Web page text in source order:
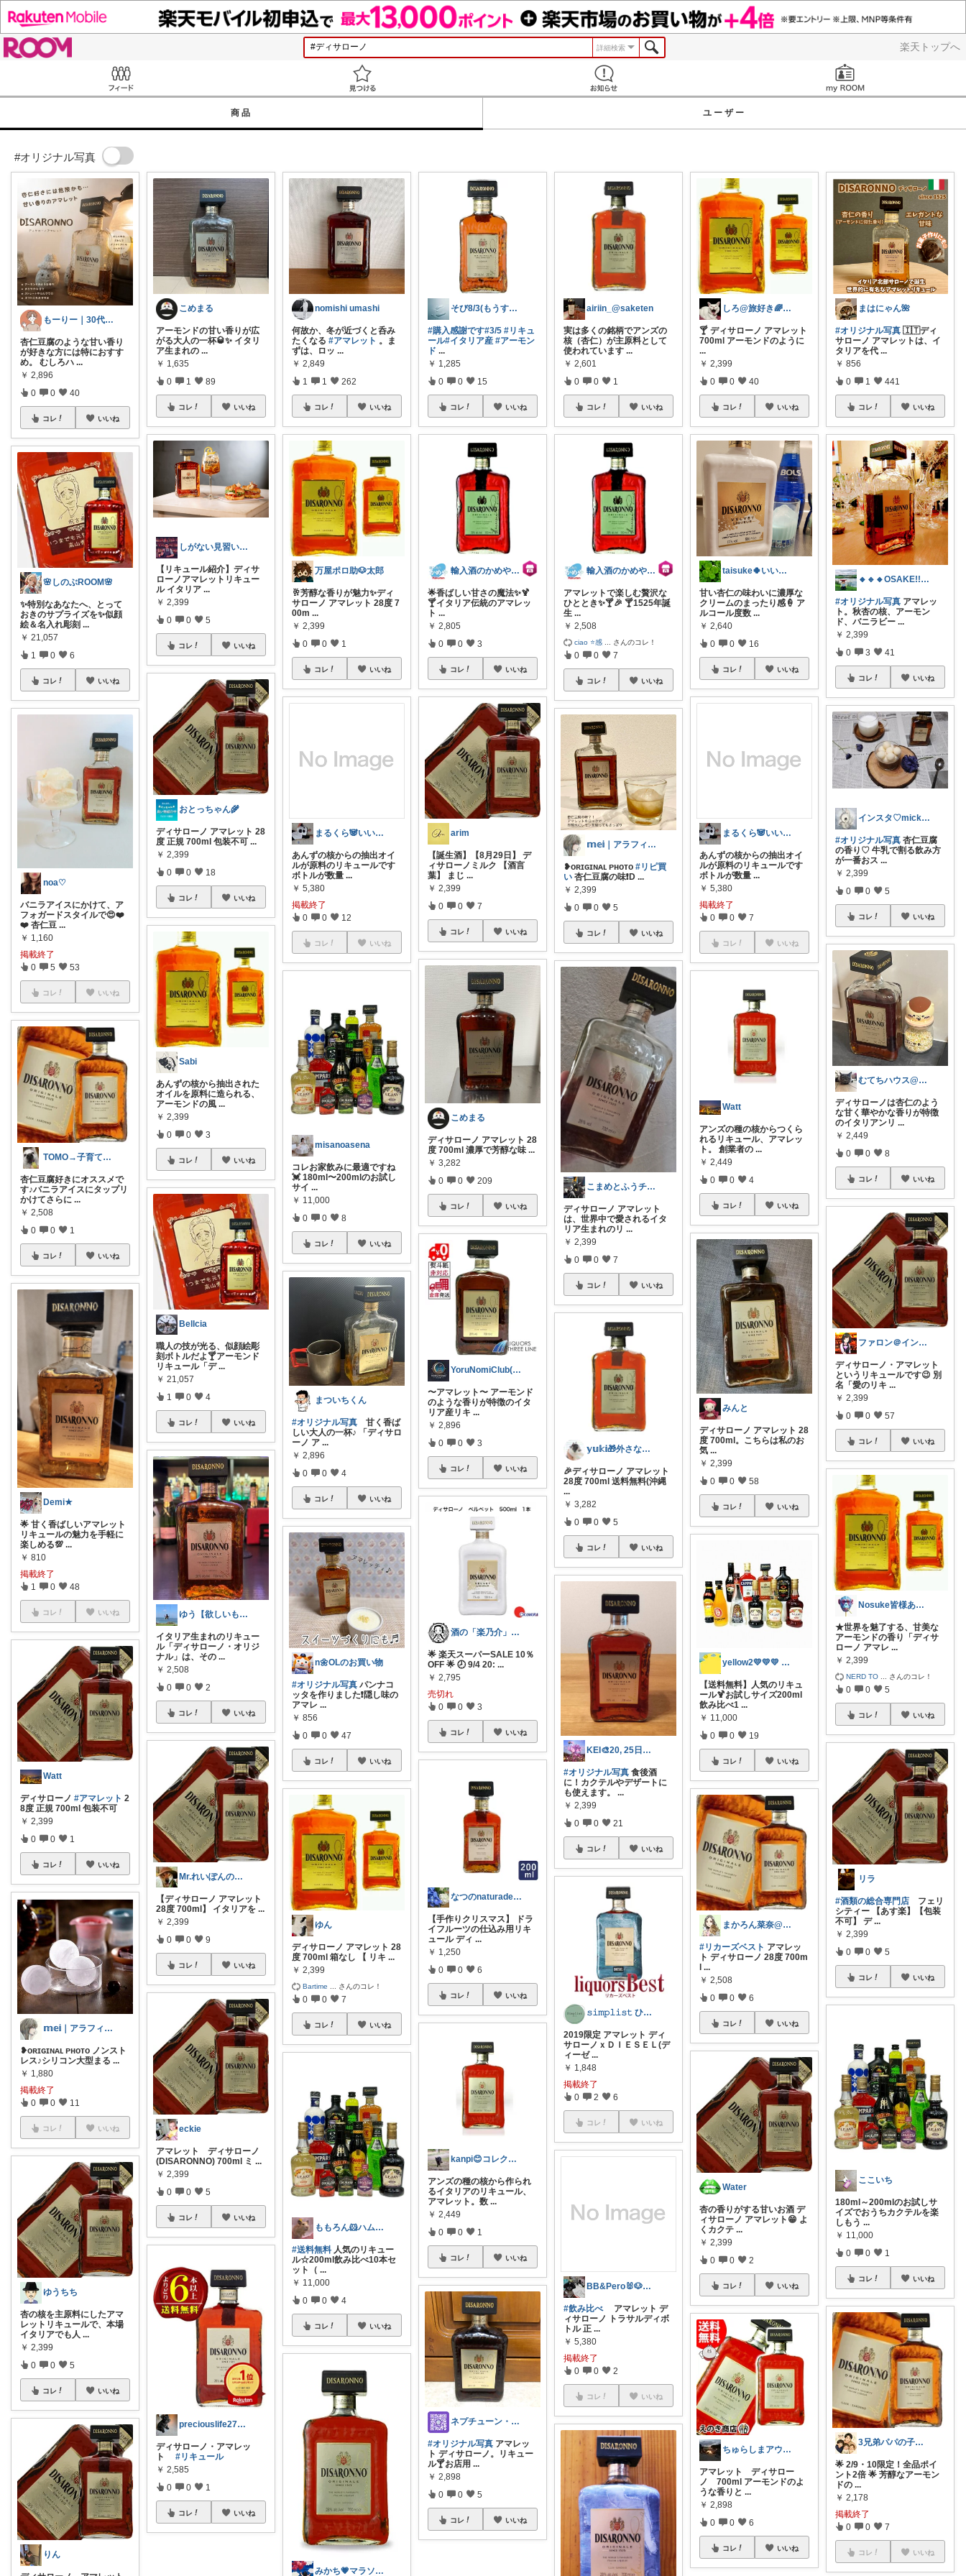
楽天トップへ
詳細検索
商品 ユーザー
#オリジナル写真
もーりー｜30代2児のパパの暮らしメモ
杏仁豆腐のような甘い香り
が好きな方には特におすす
め。 むしろハ ...
￥ 2,896
0 0 40
コレ いいね
🌸しのぶROOM🌸
✨特別なあなたへ、とって
おきのサプライズを✨似顔
絵＆名入れ彫刻 ...
￥ 21,057
1 0 6
コレ いいね
noa♡
バニラアイスにかけて、ア
フォガードスタイルで😍❤️
❤️ 杏仁豆 ...
￥ 1,160
掲載終了
0 5 53
コレ いいね
TOMO→子育て終了ホッとひと息☆
杏仁豆腐好きにオススメで
す♪バニラアイスにタップリ
かけてさらに ...
￥ 2,508
0 0 1
コレ いいね
Demi★
🌟 甘く香ばしいアマレット
リキュールの魅力を手軽に
楽しめる💯 ...
￥ 810
掲載終了
1 0 48
コレ いいね
Watt
ディサローノ #アマレット 2
8度 正規 700ml 包装不可
￥ 2,399
0 0 1
コレ いいね
𝕞𝕖𝕚｜アラフィフの穏やかな暮らし
❥ᴏʀɪɢɪɴᴀʟ ᴘʜᴏᴛo ノンスト
レス♪シリコン大型まる ...
￥ 1,880
掲載終了
0 0 11
コレ いいね
ゆうちち
杏の核を主原料にしたアマ
レットリキュールで、本場
イタリアでも人 ...
￥ 2,399
0 0 5
コレ いいね
りん
こめまる
アーモンドの甘い香りが広
がる大人の一杯🥃✨ イタリ
ア生まれの ...
￥ 1,635
0 1 89
コレ いいね
しがない見習いバーテンダー
【リキュール紹介】ディサ
ローノアマレットリキュー
ル イタリア ...
￥ 2,399
0 0 5
コレ いいね
おとっちゃん🌾
ディサローノ アマレット 28
度 正規 700ml 包装不可...
￥ 2,399
0 0 18
コレ いいね
Sabi
あんずの核から抽出された
オイルを原料に造られる、
アーモンドの風 ...
￥ 2,399
0 0 3
コレ いいね
Bellcia
職人の技が光る、似顔絵彫
刻ボトルだよ🍸アーモンド
リキュール「デ ...
￥ 21,057
1 0 4
コレ いいね
ゆう【欲しいものいっぱい】
イタリア生まれのリキュー
ル「ディサローノ・オリジ
ナル」は、その ...
￥ 2,508
0 0 2
コレ いいね
Mr.れいぽんの旅手帳＠旅行ブログ
【ディサローノ アマレット
28度 700ml】 イタリアを ...
￥ 2,399
0 0 9
コレ いいね
eckie
アマレット ディサローノ
(DISARONNO) 700ml ミ ...
￥ 2,399
0 0 5
コレ いいね
preciouslife27🌞新生活
ディサローノ・アマレッ
ト#リキュール
￥ 2,585
0 0 1
コレ いいね
nomishi umashi
何故か、冬が近づくと呑み
たくなる#アマレット 。ま
ずは、ロッ ...
￥ 2,849
1 1 262
コレ いいね
万屋ポロ助🐶太郎
🥂芳醇な香りが魅力✨ディ
サローノ アマレット 28度 7
00m ...
￥ 2,399
0 0 1
コレ いいね
まるくら🐼いいね・コレ・購入感謝.*･
あんずの核からの抽出オイ
ルが原料のリキュールです
ボトルが数量 ...
￥ 5,380
掲載終了
0 0 12
コレ いいね
misanoasena
コレお家飲みに最適ですね
💓 180ml〜200mlのお試し
サイ ...
￥ 11,000
0 0 8
コレ いいね
まついちくん
#オリジナル写真 甘く香ば
しい大人の一杯♪ 「ディサロ
ーノ ア ...
￥ 2,896
0 0 4
コレ いいね
n🌼OLのお買い物
#オリジナル写真 パンナコ
ッタを作りました❗️隠し味の
アマレ ...
￥ 856
0 0 47
コレ いいね
ゆん
ディサローノ アマレット 28
度 700ml 箱なし 【 リキ ...
￥ 2,399
Bartime さんのコレ！
0 0 7
コレ いいね
ももろん🐹ハムスター広場ありマス🌻
#送料無料 人気のリキュー
ル☆200ml飲み比べ10本セ
ット（ ...
￥ 11,000
0 0 4
コレ いいね
みかち💗マラソン感謝🌸コレ⭕️
そび8/3(もうすぐ暑いマラソン開幕
#購入感謝です#3/5 #リキュ
ール#イタリア産 #アーモン
ド ...
￥ 1,285
0 0 15
コレ いいね
輸入酒のかめや楽天市場店
🌟香ばしい甘さの魔法✨🍹
🍸️イタリア伝統のアマレッ
ト...
￥ 2,805
0 0 3
コレ いいね
arim
【誕生酒】【8月29日】 デ
ィサローノミルク 【酒言
葉】 まじ ...
￥ 2,399
0 0 7
コレ いいね
こめまる
ディサローノ アマレット 28
度 700ml 濃厚で芳醇な味 ...
￥ 3,282
0 0 209
コレ いいね
YoruNomiClub(夜呑み倶楽部)
〜アマレット〜 アーモンド
のような香りが特徴のイタ
リア産リキ ...
￥ 2,896
0 0 3
コレ いいね
酒の「楽乃介」フォロワー様から購入🎁✨
🌟 楽天スーパーSALE 10％
OFF 🌟 🕗 9/4 20: ...
￥ 2,795
売切れ
0 0 3
コレ いいね
なつのnaturadeliaありがとう
【手作りクリスマス】 ドラ
イフルーツの仕込み用リキ
ュール ディ ...
￥ 1,250
0 0 6
コレ いいね
kanpi😊コレクション頑張ってます
アンズの種の核から作られ
るイタリアのリキュール、
アマレット。数 ...
￥ 2,449
0 0 1
コレ いいね
ネプチューン・紫＠ラッキーアイテム紹介中
#オリジナル写真 アマレッ
ト ディサローノ。リキュー
ル🍸お店用 ...
￥ 2,898
0 0 5
コレ いいね
airiin_@saketen
実は多くの銘柄でアンズの
核（杏仁）が主原料として
使われています ...
￥ 2,601
0 0 1
コレ いいね
輸入酒のかめや楽天市場店
アマレットで楽しむ贅沢な
ひととき✨🍸️🎉 🍸️1525年誕
生 ...
￥ 2,508
ciao ⭐感 さんのコレ！
0 0 7
コレ いいね
𝕞𝕖𝕚｜アラフィフの穏やかな暮らし
❥ᴏʀɪɢɪɴᴀʟ ᴘʜᴏᴛo#リピ買
い 杏仁豆腐の味❗️D ...
￥ 2,399
0 0 5
コレ いいね
こまめとふうチャンネル
ディサローノ アマレット
は、世界中で愛されるイタ
リア生まれのリ ...
￥ 2,399
0 0 7
コレ いいね
𝕪𝕦𝕜𝕚🎁外さない手土産お菓子
🎉ディサローノ アマレット
28度 700ml 送料無料(沖縄
...
￥ 3,282
0 0 5
コレ いいね
KEI🎨20, 25日感謝です🤗
#オリジナル写真 食後酒
に！カクテルやデザートに
も使えます。
...
￥ 2,399
0 0 21
コレ いいね
𝚜𝚒𝚖𝚙𝚕𝚒𝚜𝚝 ひつじ
2019限定 アマレット ディ
サローノｘＤＩＥＳＥＬ(デ
ィーゼ ...
￥ 1,848
掲載終了
0 2 6
コレ いいね
BB&Pero🐰🐶ご購入有難う御座います
#飲み比べアマレット デ
ィサローノ トラサルディボ
トル 正 ...
￥ 5,380
掲載終了
0 0 2
コレ いいね
しろ@旅好き🌈雑貨好き
🍸 ディサローノ アマレット
700ml アーモンドのように
...
￥ 2,399
0 0 40
コレ いいね
taisuke🍀いいね&訪問感謝です✨
甘い杏仁の味わいに濃厚な
クリームのまったり感🍦 ア
ルコール度数 ...
￥ 2,640
0 0 16
コレ いいね
まるくら🐼いいね・コレ・購入感謝.*･
あんずの核からの抽出オイ
ルが原料のリキュールです
ボトルが数量 ...
￥ 5,380
掲載終了
0 0 7
コレ いいね
Watt
アンズの種の核からつくら
れるリキュール、アマレッ
ト。 創業者の ...
￥ 2,449
0 0 4
コレ いいね
みんと
ディサローノ アマレット 28
度 700ml。こちらは私のお
気 ...
￥ 2,399
0 0 58
コレ いいね
yellow2💛💛💛 collector
【送料無料】人気のリキュ
ール🍹お試しサイズ200ml
飲み比べ1 ...
￥ 11,000
0 0 19
コレ いいね
まかろん菜奈@お得な物や人気なモノ紹介🉐
#リカーズベスト アマレッ
ト ディサローノ 28度 700m
...
￥ 2,508
0 0 6
コレ いいね
Water
杏の香りがする甘いお酒 デ
ィサローノ アマレット😁 よ
くカクテ ...
￥ 2,399
0 0 2
コレ いいね
ちゅらしまアウトドア
アマレット ディサロー
ノ 700ml アーモンドのよ
うな香りと ...
￥ 2,898
0 0 6
コレ いいね
まはにゃん🌺
#オリジナル写真 🇮🇹ディ
サローノ アマレットは、イ
タリアを代 ...
￥ 856
0 1 441
コレ いいね
🔸🔹🔸OSAKE!!🔹🔸🔹
#オリジナル写真 アマレッ
ト。秋杏の核、アーモン
ド、バニラビー ...
￥ 2,399
0 3 41
コレ いいね
インスタ♡micky3miney
#オリジナル写真 杏仁豆腐
の香り♡ 牛乳で割る飲み方
が一番おス ...
￥ 2,399
0 0 5
コレ いいね
むてちハウス@猫と暮らす家作り
ディサローノは杏仁のよう
な甘く華やかな香りが特徴
のイタリアンリ ...
￥ 2,449
0 0 8
コレ いいね
ファロン＠インスタも是非見て欲しい😍
ディサローノ・アマレット
というリキュールです😉 別
名「愛のリキ ...
￥ 2,399
0 0 57
コレ いいね
Nosuke皆様ありがとうございます
★世界を魅了する、甘美な
アーモンドの香り「ディサ
ローノ アマレ ...
￥ 2,399
NERD TO さんのコレ！
0 0 5
コレ いいね
リラ
#酒類の総合専門店 フェリ
シティー 【あす楽】【包装
不可】 デ ...
￥ 2,399
0 0 5
コレ いいね
ここいち
180ml～200mlのお試しサ
イズでおうちカクテルを楽
しもう ...
￥ 11,000
0 0 1
コレ いいね
3兄弟パパの子育て暮らしROOM
🌟 2/9・10限定！全品ポイ
ント2倍 🌟 芳醇なアーモン
ドの ...
￥ 2,178
掲載終了
0 0 7
コレ いいね